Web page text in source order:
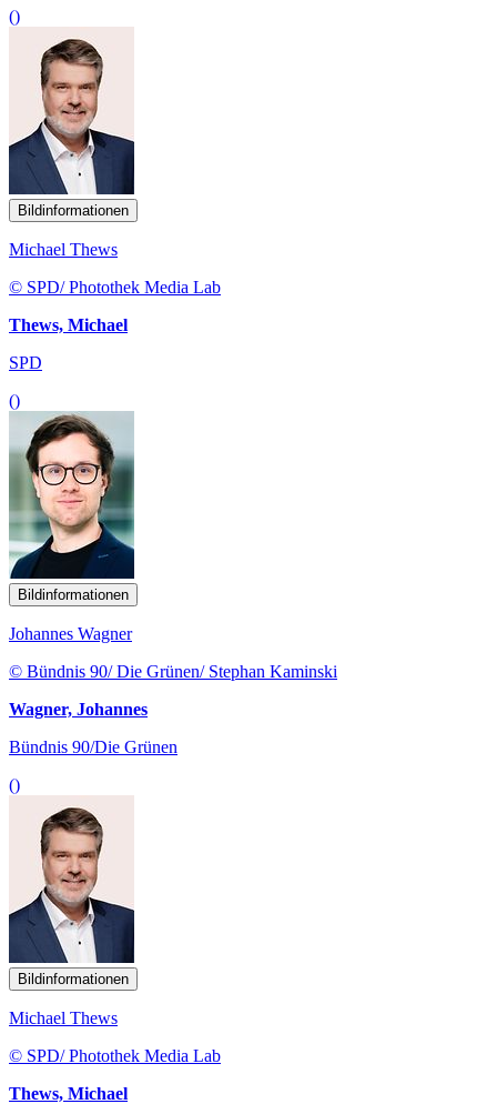
()
Bildinformationen
Michael Thews
© SPD/ Photothek Media Lab
Thews, Michael
SPD
()
Bildinformationen
Johannes Wagner
© Bündnis 90/ Die Grünen/ Stephan Kaminski
Wagner, Johannes
Bündnis 90/Die Grünen
()
Bildinformationen
Michael Thews
© SPD/ Photothek Media Lab
Thews, Michael